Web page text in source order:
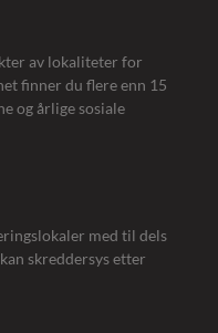
av lokaliteter for
finner du flere enn 15
og årlige sosiale
med til dels
skreddersys etter